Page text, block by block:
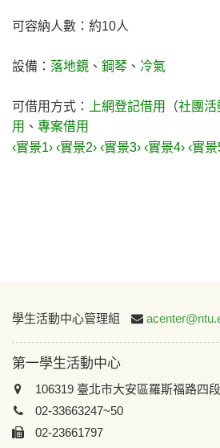
可容納人數：約10人
設備： 落地鏡 、 鋼琴 、 冷氣
可借用方式： 上網登記借用 （社團活
用 、 專案借用
‹實景1› ‹實景2› ‹實景3› ‹實景4› ‹實景
:::
學生活動中心管理組
第一學生活動中心
106319 臺北市大安區羅斯福路四
02-33663247~50
02-23661797